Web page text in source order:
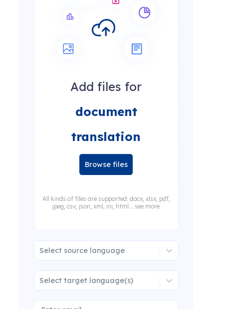
Add files for
document
translation
Browse files
All kinds of files are supported: docx, xlsx, pdf,
jpeg, csv, json, xml, ini, html... see more
Select source language
Select target language(s)